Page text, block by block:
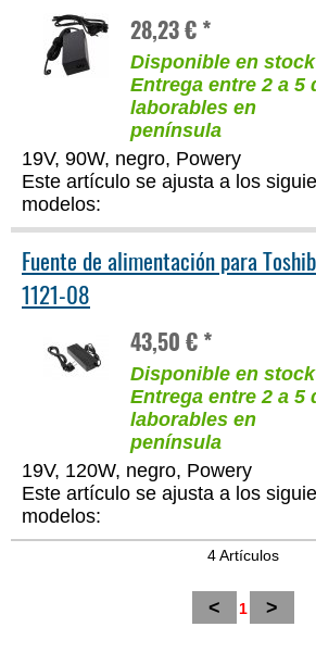
28,23 € *
Disponible en stock
Entrega entre 2 a 5
laborables en
península
19V, 90W, negro, Powery
Este artículo se ajusta a los
modelos:
Fuente de alimentación para
1121-08
43,50 € *
Disponible en stock
Entrega entre 2 a 5
laborables en
península
19V, 120W, negro, Powery
Este artículo se ajusta a los
modelos:
4 Artículos
< 1 >